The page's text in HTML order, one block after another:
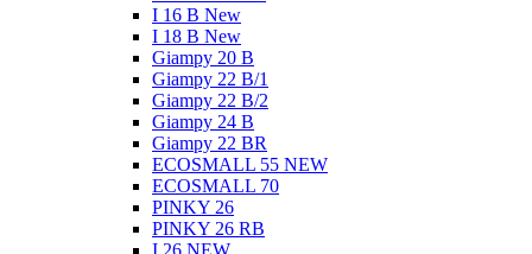
I 16 B New
I 18 B New
Giampy 20 B
Giampy 22 B/1
Giampy 22 В/2
Giampy 24 B
Giampy 22 BR
ECOSMALL 55 NEW
ECOSMALL 70
PINKY 26
PINKY 26 RB